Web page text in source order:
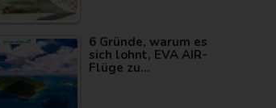
6 Gründe, warum es
sich lohnt, EVA AIR-
Flüge zu…